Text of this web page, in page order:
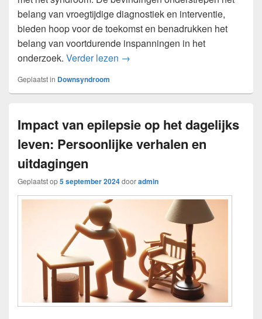
belang van vroegtijdige diagnostiek en interventie,
bieden hoop voor de toekomst en benadrukken het
belang van voortdurende inspanningen in het
onderzoek. Verder lezen De laatste ontwikkelingen in het
→
Geplaatst in Downsyndroom
Impact van epilepsie op het dagelijks
leven: Persoonlijke verhalen en
uitdagingen
Geplaatst op5 september 2024dooradmin